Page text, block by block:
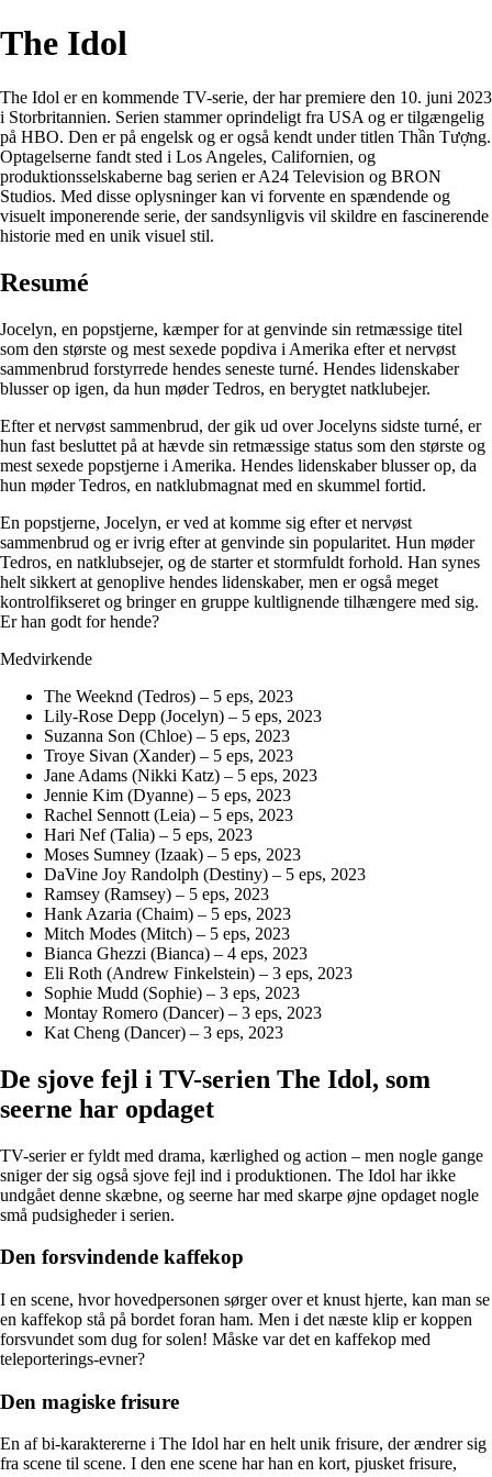
The Idol
The Idol er en kommende TV-serie, der har premiere den 10. juni 2023
i Storbritannien. Serien stammer oprindeligt fra USA og er tilgængelig
på HBO. Den er på engelsk og er også kendt under titlen Thần Tượng.
Optagelserne fandt sted i Los Angeles, Californien, og
produktionsselskaberne bag serien er A24 Television og BRON
Studios. Med disse oplysninger kan vi forvente en spændende og
visuelt imponerende serie, der sandsynligvis vil skildre en fascinerende
historie med en unik visuel stil.
Resumé
Jocelyn, en popstjerne, kæmper for at genvinde sin retmæssige titel
som den største og mest sexede popdiva i Amerika efter et nervøst
sammenbrud forstyrrede hendes seneste turné. Hendes lidenskaber
blusser op igen, da hun møder Tedros, en berygtet natklubejer.
Efter et nervøst sammenbrud, der gik ud over Jocelyns sidste turné, er
hun fast besluttet på at hævde sin retmæssige status som den største og
mest sexede popstjerne i Amerika. Hendes lidenskaber blusser op, da
hun møder Tedros, en natklubmagnat med en skummel fortid.
En popstjerne, Jocelyn, er ved at komme sig efter et nervøst
sammenbrud og er ivrig efter at genvinde sin popularitet. Hun møder
Tedros, en natklubsejer, og de starter et stormfuldt forhold. Han synes
helt sikkert at genoplive hendes lidenskaber, men er også meget
kontrolfikseret og bringer en gruppe kultlignende tilhængere med sig.
Er han godt for hende?
Medvirkende
The Weeknd (Tedros) – 5 eps, 2023
Lily-Rose Depp (Jocelyn) – 5 eps, 2023
Suzanna Son (Chloe) – 5 eps, 2023
Troye Sivan (Xander) – 5 eps, 2023
Jane Adams (Nikki Katz) – 5 eps, 2023
Jennie Kim (Dyanne) – 5 eps, 2023
Rachel Sennott (Leia) – 5 eps, 2023
Hari Nef (Talia) – 5 eps, 2023
Moses Sumney (Izaak) – 5 eps, 2023
DaVine Joy Randolph (Destiny) – 5 eps, 2023
Ramsey (Ramsey) – 5 eps, 2023
Hank Azaria (Chaim) – 5 eps, 2023
Mitch Modes (Mitch) – 5 eps, 2023
Bianca Ghezzi (Bianca) – 4 eps, 2023
Eli Roth (Andrew Finkelstein) – 3 eps, 2023
Sophie Mudd (Sophie) – 3 eps, 2023
Montay Romero (Dancer) – 3 eps, 2023
Kat Cheng (Dancer) – 3 eps, 2023
De sjove fejl i TV-serien The Idol, som
seerne har opdaget
TV-serier er fyldt med drama, kærlighed og action – men nogle gange
sniger der sig også sjove fejl ind i produktionen. The Idol har ikke
undgået denne skæbne, og seerne har med skarpe øjne opdaget nogle
små pudsigheder i serien.
Den forsvindende kaffekop
I en scene, hvor hovedpersonen sørger over et knust hjerte, kan man se
en kaffekop stå på bordet foran ham. Men i det næste klip er koppen
forsvundet som dug for solen! Måske var det en kaffekop med
teleporterings-evner?
Den magiske frisure
En af bi-karaktererne i The Idol har en helt unik frisure, der ændrer sig
fra scene til scene. I den ene scene har han en kort, pjusket frisure,